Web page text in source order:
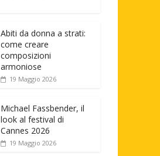
Abiti da donna a strati:
come creare
composizioni
armoniose
19 Maggio 2026
Michael Fassbender, il
look al festival di
Cannes 2026
19 Maggio 2026